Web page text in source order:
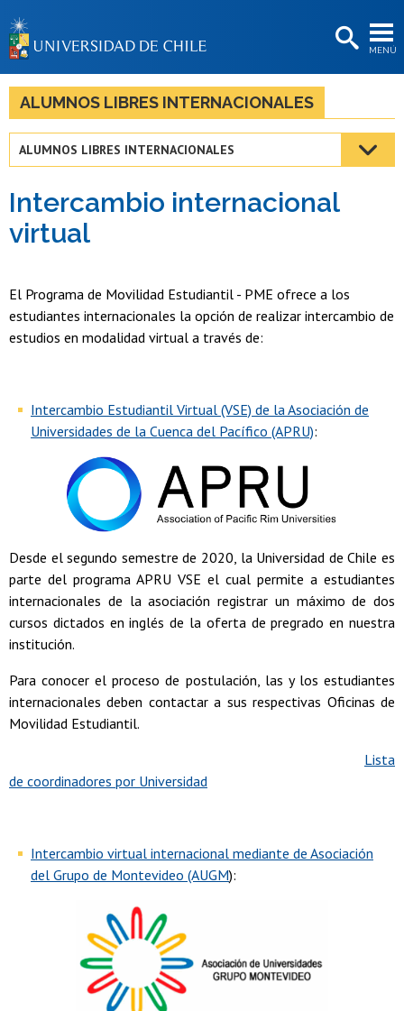
MENÚ
BIBLIOTECAS
LA UNIVERSIDAD
Estudiantes
Académicas/os
ALUMNOS LIBRES INTERNACIONALES
ALUMNOS LIBRES INTERNACIONALES
Intercambio internacional
virtual
El Programa de Movilidad Estudiantil - PME ofrece a los
estudiantes internacionales la opción de realizar intercambio de
estudios en modalidad virtual a través de:
Intercambio Estudiantil Virtual (VSE) de la Asociación de
Universidades de la Cuenca del Pacífico (APRU):
Desde el segundo semestre de 2020, la Universidad de Chile es
parte del programa APRU VSE el cual permite a estudiantes
internacionales de la asociación registrar un máximo de dos
cursos dictados en inglés de la oferta de pregrado en nuestra
institución.
Para conocer el proceso de postulación, las y los estudiantes
internacionales deben contactar a sus respectivas Oficinas de
Movilidad Estudiantil.
Lista
de coordinadores por Universidad
Intercambio virtual internacional mediante de Asociación
del Grupo de Montevideo (AUGM):